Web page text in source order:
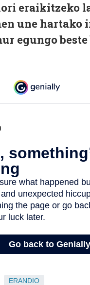
eraikitzeko
une hartako
egungo beste
ERANDIO